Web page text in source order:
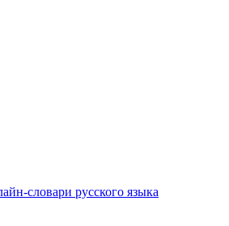
словари русского языка